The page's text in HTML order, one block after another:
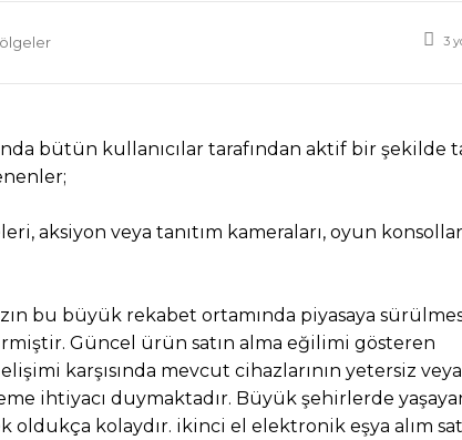
3
bütün kullanıcılar tarafından aktif bir şekilde
aksiyon veya tanıtım kameraları, oyun
bu büyük rekabet ortamında piyasaya
Güncel ürün satın alma eğilimi gösteren
karşısında mevcut cihazlarının yetersiz veya
ihtiyacı duymaktadır. Büyük şehirlerde
oldukça kolaydır. ikinci el elektronik eşya alım